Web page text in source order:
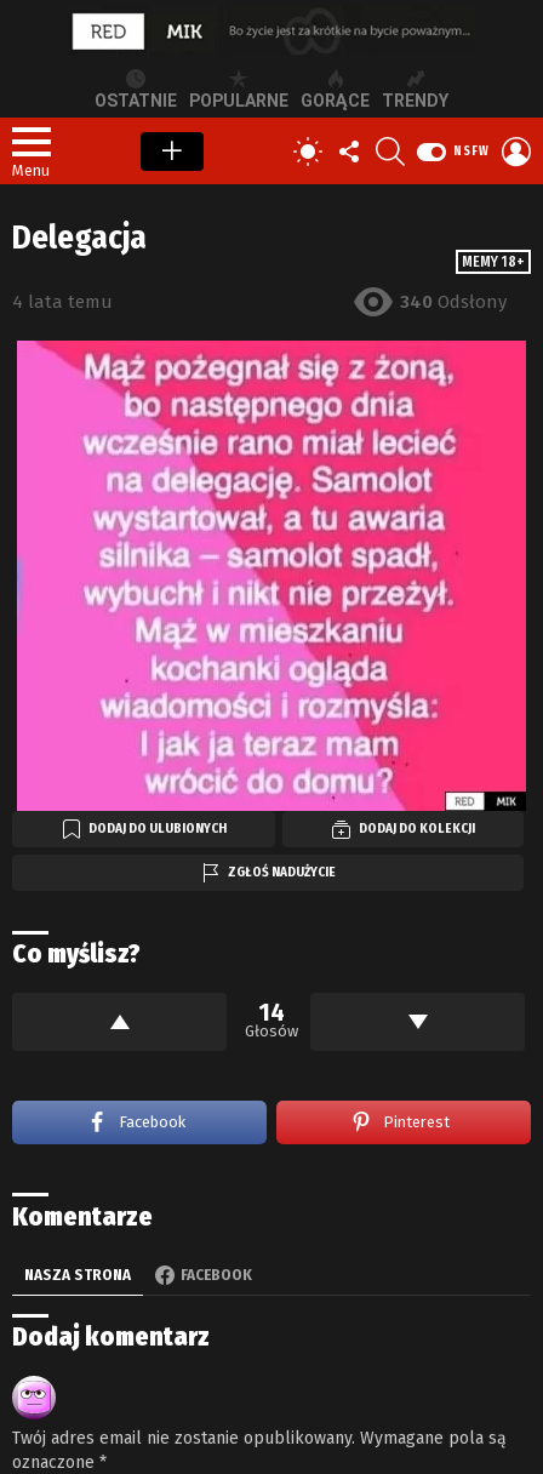
OSTATNIE POPULARNE GORĄCE TRENDY
Menu
PRZEŁĄCZ
SKÓRKĘ
OBSERWUJ
NAS
NSFW
MEMY 18+
Delegacja
4 lata temu 340 Odsłony
DODAJ DO ULUBIONYCH DODAJ DO KOLEKCJI
ZGŁOŚ NADUŻYCIE
Co myślisz?
14
Głosów
Facebook Pinterest
Komentarze
NASZA STRONA FACEBOOK
Dodaj komentarz
Twój adres email nie zostanie opublikowany. Wymagane pola są
oznaczone *